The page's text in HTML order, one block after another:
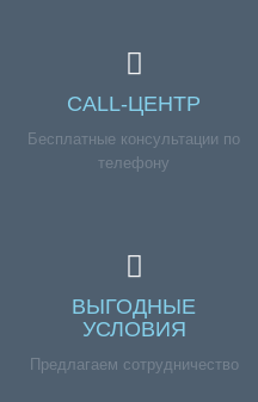
CALL-ЦЕНТР
Бесплатные консультации по
телефону
ВЫГОДНЫЕ
УСЛОВИЯ
Предлагаем сотрудничество